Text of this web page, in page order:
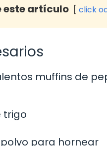
este artículo click
muffins de
trigo
para hornear